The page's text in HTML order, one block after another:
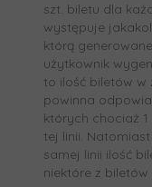
szt. biletu dla
występuje
którą
użytkownik
to ilość biletów w
powinna
których chociaż
tej linii.
samej linii ilość
niektóre z